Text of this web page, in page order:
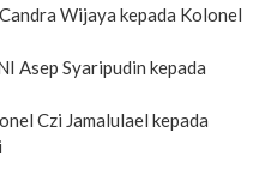
Wijaya kepada Kolonel
Asep Syaripudin kepada
Czi Jamalulael kepada